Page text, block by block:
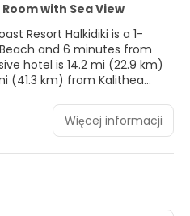
with Sea View
Halkidiki is a 1-
and 6 minutes from
(41.3 km) from Kalithea
the spa, which offers body
a day at the private beach,
amenities including an
access, concierge
Więcej informacji